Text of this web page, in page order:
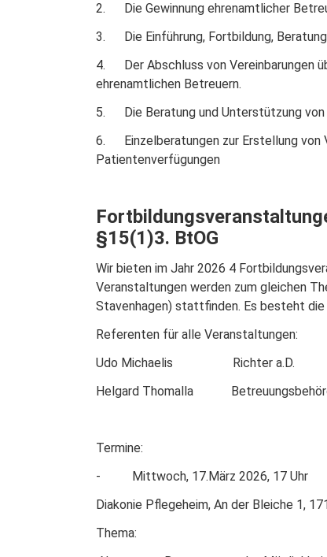
2. Die Gewinnung ehrenamtlicher
3. Die Einführung, Fortbildung,
4. Der Abschluss von Vereinbarungen
ehrenamtlichen Betreuern.
5. Die Beratung und Unterstützung
6. Einzelberatungen zur Erstellung von
Patientenverfügungen
§15(1)3. BtOG
Wir bieten im Jahr 2026 4
Veranstaltungen werden zum gleichen
Stavenhagen) stattfinden. Es besteht
Referenten für alle Veranstaltungen:
Udo Michaelis Richter a.D.
Helgard Thomalla
Termine:
- Mittwoch, 17.März 2026, 17 Uhr
Diakonie Pflegeheim, An der Bleiche 1,
Thema: